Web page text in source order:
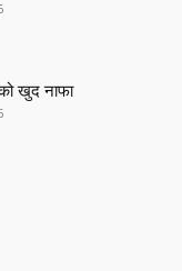
खुद नाफा